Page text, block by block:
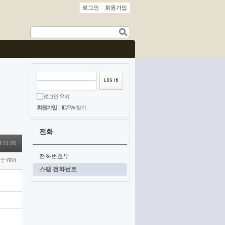
로그인 회원가입
로그인 유지
회원가입
ID/PW 찾기
전화
전화번호부
스팸 전화번호
11:20
:804